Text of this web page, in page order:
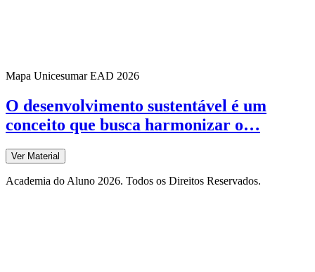
Mapa Unicesumar EAD 2026
O desenvolvimento sustentável é um
conceito que busca harmonizar o…
Ver Material
Academia do Aluno 2026. Todos os Direitos Reservados.